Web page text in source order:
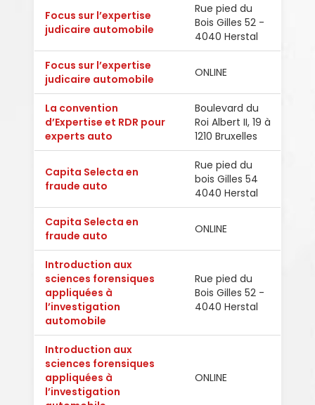
Focus sur l’expertise
judicaire automobile
Rue pied du
Bois Gilles 52 -
4040 Herstal
Focus sur l’expertise
judicaire automobile
ONLINE
La convention
d’Expertise et RDR pour
experts auto
Boulevard du
Roi Albert II, 19 à
1210 Bruxelles
Capita Selecta en
fraude auto
Rue pied du
bois Gilles 54
4040 Herstal
Capita Selecta en
fraude auto
ONLINE
Introduction aux
sciences forensiques
appliquées à
l’investigation
automobile
Rue pied du
Bois Gilles 52 -
4040 Herstal
Introduction aux
sciences forensiques
appliquées à
l’investigation
ONLINE